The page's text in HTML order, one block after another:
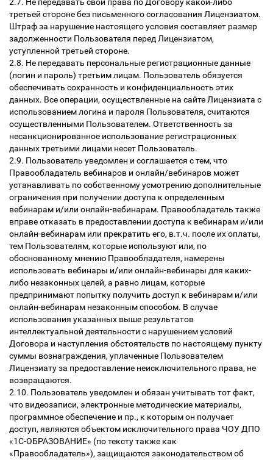
третьей стороне без письменного согласования Лицензиатом.
Штраф за нарушение настоящего условия составляет размер
задолженности Пользователя перед Лицензиатом,
уступленной третьей стороне.
2.8. Не передавать персональные регистрационные данные
(логин и пароль) третьим лицам. Пользователь обязуется
обеспечивать сохранность и конфиденциальность этих
данных. Все операции, осуществленные на сайте Лицензиата с
использованием логина и пароля Пользователя, считаются
осуществленными Пользователем. Ответственность за
несанкционированное использование регистрационных
данных третьими лицами несет Пользователь.
2.9. Пользователь уведомлен и соглашается с тем, что
Правообладатель вебинаров и онлайн/вебинаров может
устанавливать по собственному усмотрению дополнительные
ограничения при получении доступа к определенным
вебинарам и/или онлайн-вебинарам. Правообладатель также
вправе отказать в предоставлении доступа к вебинарам и/или
онлайн-вебинарам или прекратить его, в.т.ч. после их оплаты,
тем Пользователям, которые используют или, по
обоснованному мнению Правообладателя, намерены
использовать вебинары и/или онлайн-вебинары для каких-
либо незаконных целей, а равно лицам, которые
предпринимают попытку получить доступ к вебинарам и/или
онлайн-вебинарам незаконным способом. В случае
использования указанных выше результатов
интеллектуальной деятельности с нарушением условий
Договора и наступления обстоятельств по настоящему пункту
суммы вознаграждения, уплаченные Пользователем
Лицензиату за предоставление неисключительного права, не
возвращаются.
2.10. Пользователь уведомлен и обязан учитывать тот факт,
что видеозаписи, электронные методические материалы,
программное обеспечение и пр., к которым он получает
доступ, являются объектом исключительного права ЧОУ ДПО
«1С-ОБРАЗОВАНИЕ» (по тексту также как
«Правообладатель»), защищаются законодательством об